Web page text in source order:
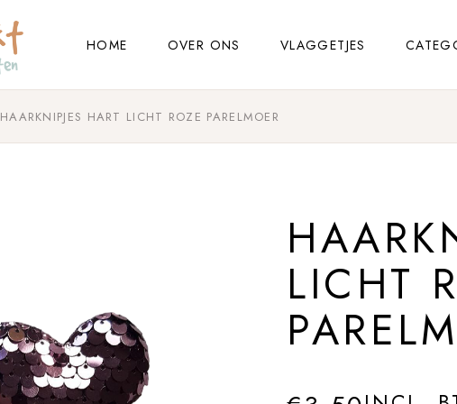
HOME OVER ONS VLAGGETJES
HAARKNIPJES HART LICHT ROZE PARELMOER
LICHT